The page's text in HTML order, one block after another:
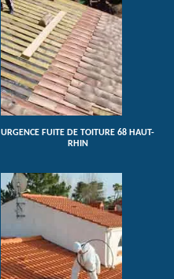
URGENCE FUITE DE TOITURE 68 HAUT-
RHIN